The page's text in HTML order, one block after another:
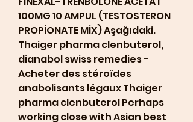
100MG 10 AMPUL (TESTOSTERON
PROPİONATE MİX) Aşağıdaki.
Thaiger pharma clenbuterol,
dianabol swiss remedies -
Acheter des stéroïdes
anabolisants légaux Thaiger
pharma clenbuterol Perhaps
working close with Asian best